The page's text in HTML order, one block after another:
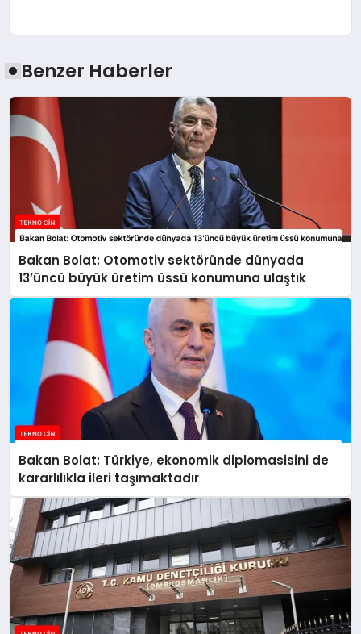
Benzer Haberler
Bakan Bolat: Otomotiv sektöründe dünyada
13’üncü büyük üretim üssü konumuna ulaştık
Bakan Bolat: Türkiye, ekonomik diplomasisini de
kararlılıkla ileri taşımaktadır